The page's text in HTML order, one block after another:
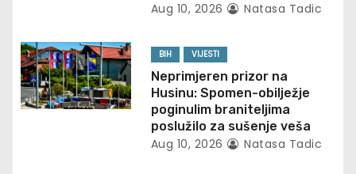
t
i
o
Aug 10, 2026 Natasa Tadic
BIH VIJESTI
Neprimjeren prizor na
Husinu: Spomen-obilježje
poginulim braniteljima
poslužilo za sušenje veša
Aug 10, 2026 Natasa Tadic